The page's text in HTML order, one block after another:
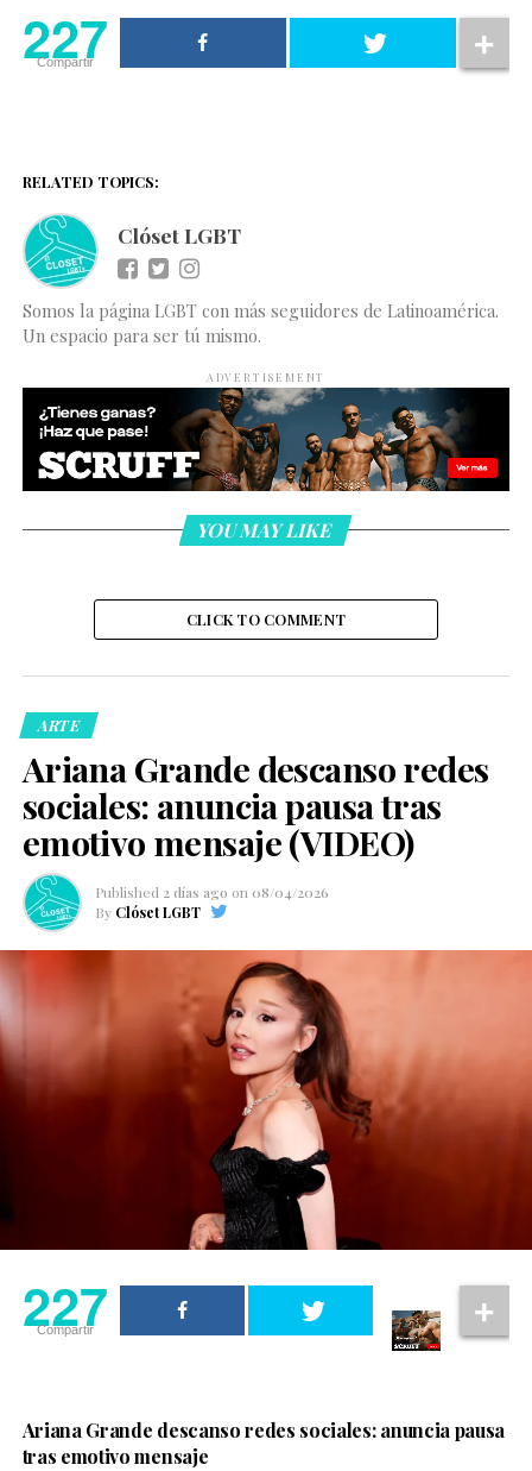
227
Compartir
RELATED TOPICS:
Clóset LGBT
Somos la página LGBT con más seguidores de Latinoamérica.
Un espacio para ser tú mismo.
ADVERTISEMENT
YOU MAY LIKE
CLICK TO COMMENT
ARTE
Ariana Grande descanso redes
sociales: anuncia pausa tras
emotivo mensaje (VIDEO)
Published 2 días ago on 08/04/2026
By Clóset LGBT
227
Compartir
Ariana Grande descanso redes sociales: anuncia pausa
tras emotivo mensaje